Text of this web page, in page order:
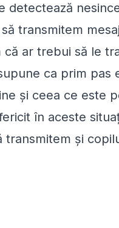
detectează
transmitem
ar trebui să le
ca prim pas
şi ceea ce este
în aceste
şi